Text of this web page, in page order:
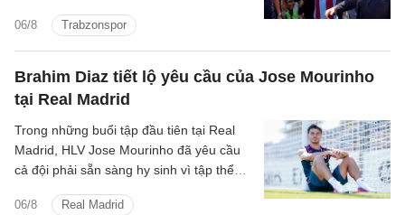
06/8 Trabzonspor
Brahim Diaz tiết lộ yêu cầu của Jose Mourinho
tại Real Madrid
06/8 Real Madrid
Trong những buổi tập đầu tiên tại Real
Madrid, HLV Jose Mourinho đã yêu cầu
cả đội phải sẵn sàng hy sinh vì tập thể